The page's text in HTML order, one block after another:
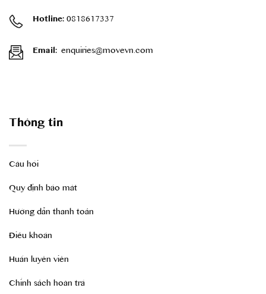
Hotline: 0818617337
Email: enquiries@movevn.com
Thông tin
Câu hỏi
Quy định bảo mât
Hướng dẫn thanh toán
Điều khoản
Huấn luyên viên
Chính sách hoàn trả